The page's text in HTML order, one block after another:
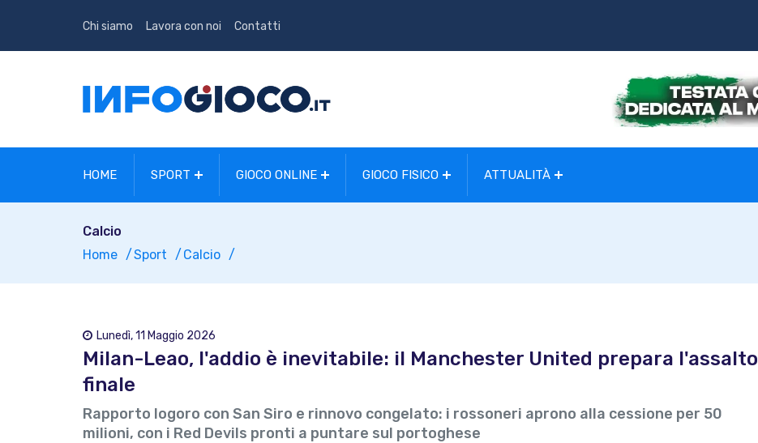
Chi siamo Lavora con noi Contatti
HOME SPORT GIOCO ONLINE GIOCO FISICO ATTUALITÀ
Calcio
Home
Sport Calcio
Lunedì, 11 Maggio 2026
Milan-Leao, l'addio è inevitabile: il Manchester United prepara l'assalto
finale
Rapporto logoro con San Siro e rinnovo congelato: i rossoneri aprono alla cessione per 50
milioni, con i Red Devils pronti a puntare sul portoghese